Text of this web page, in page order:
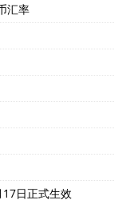
汇率
日正式生效